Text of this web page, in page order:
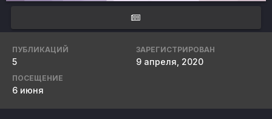
ПУБЛИКАЦИЙ
5
ЗАРЕГИСТРИРОВАН
9 апреля, 2020
ПОСЕЩЕНИЕ
6 июня